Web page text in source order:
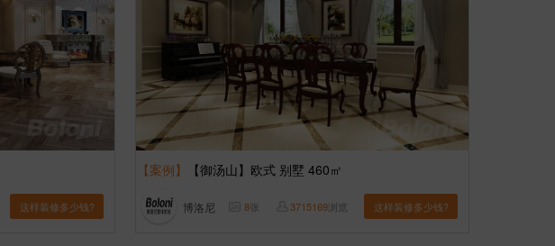
这样装修多少钱?
【案例】 【御汤山】欧式 别墅 460㎡
博洛尼 8张 3715169浏览 这样装修多少钱?